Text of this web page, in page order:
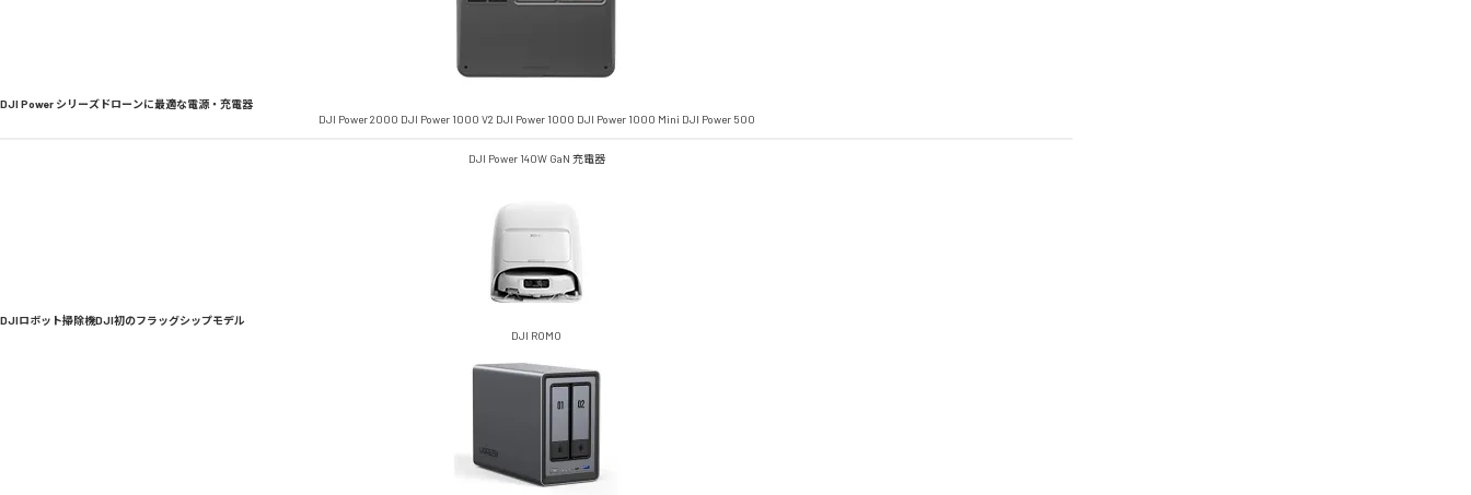
DJI Power シリーズドローンに最適な電源・充電器
DJI Power 2000 DJI Power 1000 V2 DJI Power 1000 DJI Power 1000 Mini DJI Power 500
DJI Power 140W GaN 充電器
DJIロボット掃除機DJI初のフラッグシップモデル
DJI ROMO